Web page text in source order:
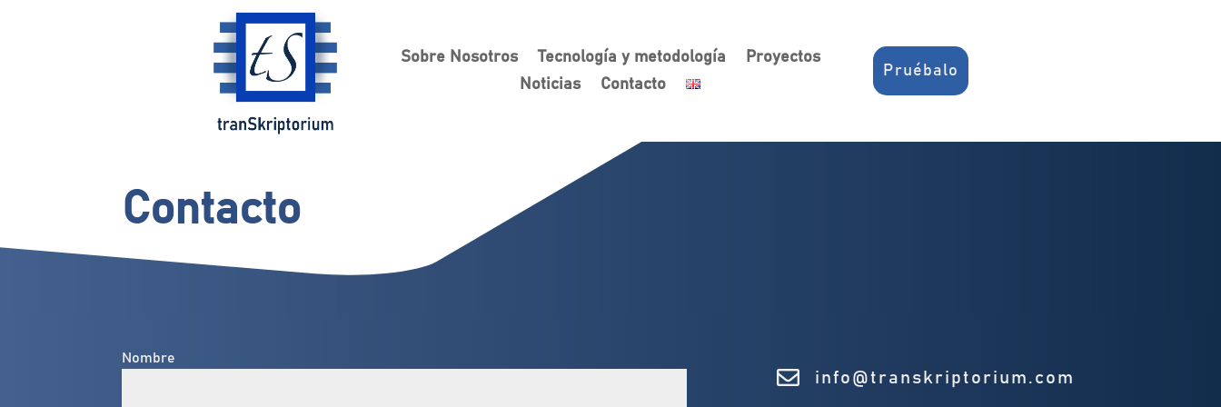
Sobre Nosotros Tecnología y metodología
Proyectos
Noticias
Contacto
Pruébalo
Contacto
Nombre
 info@transkriptorium.com